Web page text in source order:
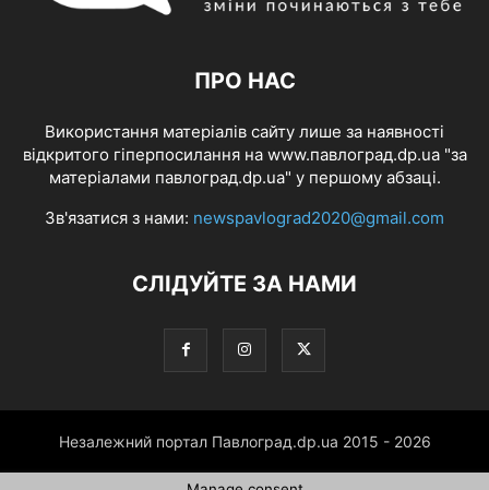
ПРО НАС
Використання матеріалів сайту лише за наявності
відкритого гіперпосилання на www.павлоград.dp.ua "за
матеріалами павлоград.dp.ua" у першому абзаці.
Зв'язатися з нами: newspavlograd2020@gmail.com
СЛІДУЙТЕ ЗА НАМИ
Незалежний портал Павлоград.dp.ua 2015 - 2026